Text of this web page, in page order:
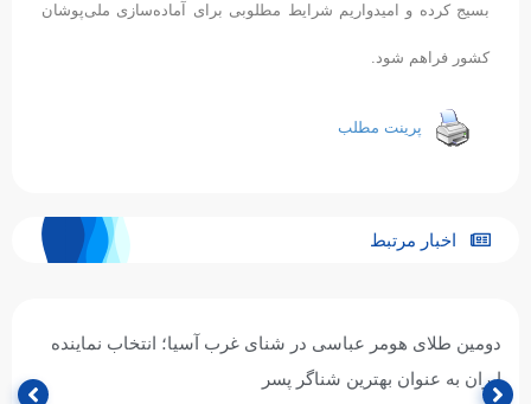
بسیج کرده و امیدواریم شرایط مطلوبی برای آماده‌سازی ملی‌پوشان
کشور فراهم شود.
پرینت مطلب
اخبار مرتبط
دومین طلای هومر عباسی در شنای غرب آسیا؛ انتخاب نماینده
ایران به عنوان بهترین شناگر پسر